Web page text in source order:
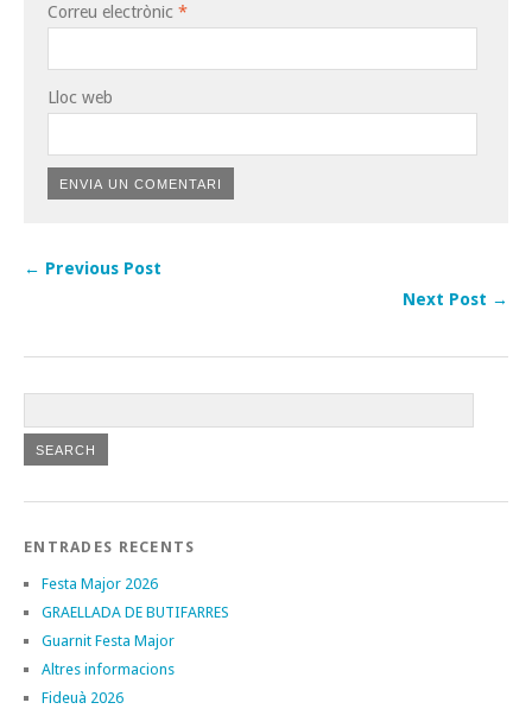
Correu electrònic *
Lloc web
← Previous Post
Next Post →
ENTRADES RECENTS
Festa Major 2026
GRAELLADA DE BUTIFARRES
Guarnit Festa Major
Altres informacions
Fideuà 2026